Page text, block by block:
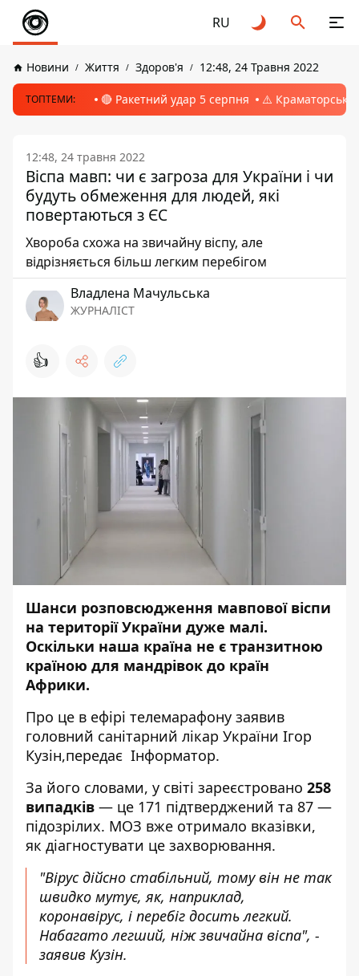
RU
Новини Життя Здоров'я 12:48, 24 Травня 2022
ТОПТЕМИ: 🔴 Ракетний удар 5 серпня ⚠️ Краматорськ,
12:48, 24 травня 2022
Віспа мавп: чи є загроза для України і чи
будуть обмеження для людей, які
повертаються з ЄС
Хвороба схожа на звичайну віспу, але
відрізняється більш легким перебігом
Владлена Мачульська
ЖУРНАЛІСТ
👍
Шанси розповсюдження мавпової віспи
на території України дуже малі.
Оскільки наша країна не є транзитною
країною для мандрівок до країн
Африки.
Про це в ефірі телемарафону заявив
головний санітарний лікар України Ігор
Кузін,передає Інформатор.
За його словами, у світі зареєстровано 258
випадків — це 171 підтверджений та 87 —
підозрілих. МОЗ вже отримало вказівки,
як діагностувати це захворювання.
"Вірус дійсно стабільний, тому він не так
швидко мутує, як, наприклад,
коронавірус, і перебіг досить легкий.
Набагато легший, ніж звичайна віспа", -
заявив Кузін.